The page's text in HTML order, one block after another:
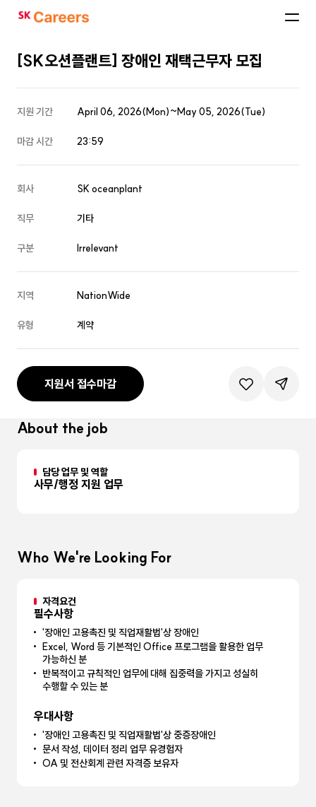
SK
About the job
담당 업무 및 역할
사무/행정 지원 업무
Who We're Looking For
자격요건
필수사항
'장애인 고용촉진 및 직업재활법'상 장애인
Excel, Word 등 기본적인 Office 프로그램을 활용한 업무
가능하신 분
반복적이고 규칙적인 업무에 대해 집중력을 가지고 성실히
수행할 수 있는 분
우대사항
'장애인 고용촉진 및 직업재활법'상 중증장애인
문서 작성, 데이터 정리 업무 유경험자
OA 및 전산회계 관련 자격증 보유자
[SK오션플랜트] 장애인 재택근무자 모집
지원 기간 April 06, 2026(Mon)~May 05, 2026(Tue)
마감 시간 23:59
회사 SK oceanplant
직무 기타
구분 Irrelevant
지역 NationWide
유형 계약
지원서 접수마감 관심공고등록
공유하